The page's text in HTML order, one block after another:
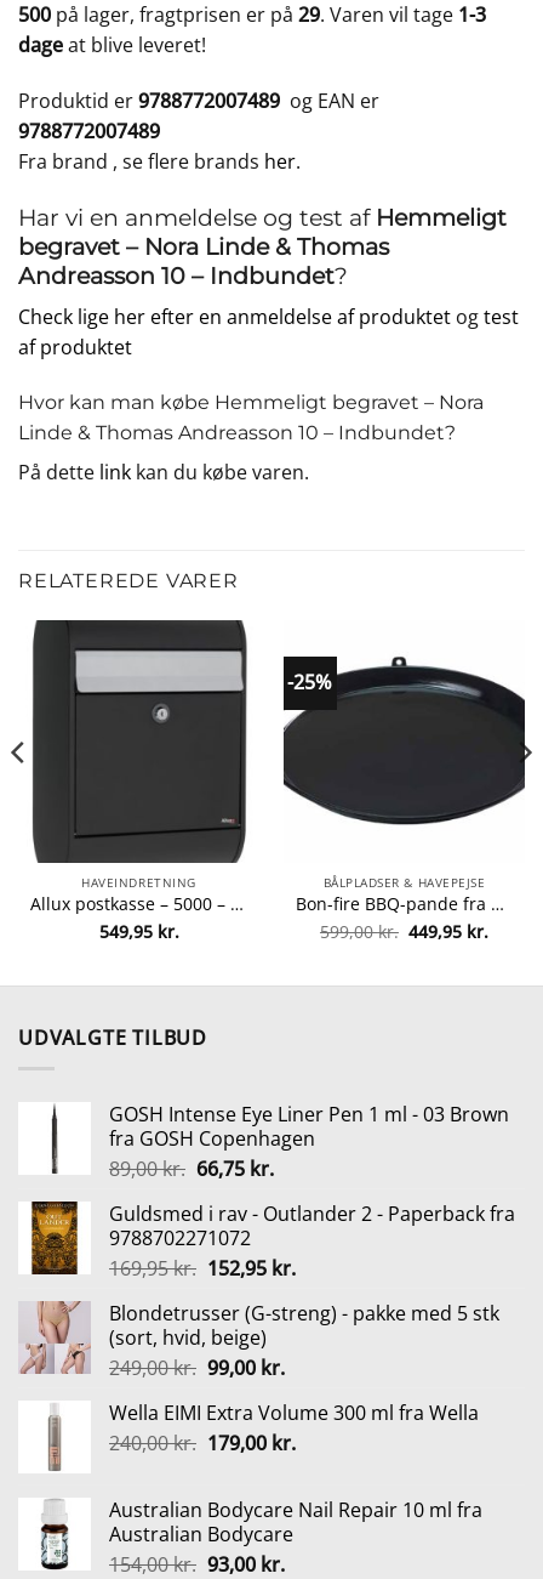
500 på lager, fragtprisen er på 29. Varen vil tage 1-3
dageat blive leveret!
Produktid er9788772007489 og EAN er
9788772007489
Fra brand , se flere brands her.
Har vi en anmeldelse og test af Hemmeligt
begravet – Nora Linde & Thomas
Andreasson 10 – Indbundet?
Check lige her efter en anmeldelse af produktet ogtest
af produktet
Hvor kan man købe Hemmeligt begravet – Nora
Linde & Thomas Andreasson 10 – Indbundet?
På dette link kan du købe varen.
RELATEREDE VARER
HAVEINDRETNING
Allux postkasse – 5000 – Sort/stål fra Allux 5701701605147
549,95 kr.
-25%
BÅLPLADSER & HAVEPEJSE
Bon-fire BBQ-pande fra Bon-fire 5708085100084
599,00kr. Den
oprindelige
599,00 kr..
449,95 kr.
kr..
UDVALGTE TILBUD
GOSH Intense Eye Liner Pen 1 ml - 03 Brown
fra GOSH Copenhagen
89,00kr. Den
pris
var:
89,00 kr..
66,75 kr.Den
pris
66,75 kr..
Guldsmed i rav - Outlander 2 - Paperback fra
9788702271072
169,95kr. Den
pris
var:
169,95 kr..
152,95 kr.Den
pris
Blondetrusser (G-streng) - pakke med 5 stk
(sort, hvid, beige)
249,00kr. Den
pris
var:
99,00 kr.Den
pris
er:
Wella EIMI Extra Volume 300 ml fra Wella
240,00kr. Den
var:
240,00 kr..
179,00 kr.Den
er:
Australian Bodycare Nail Repair 10 ml fra
Australian Bodycare
154,00kr. Den
93,00 kr.Den